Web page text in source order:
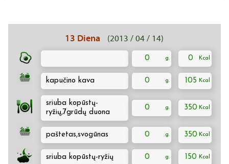
13 Diena (2013 / 04 / 14)
0 0
kapučino kava 0 105
sriuba kopūstų-
ryžių,7grūdų duona
0 350
paštetas,svogūnas 0 350
sriuba kopūstų-ryžių 0 150